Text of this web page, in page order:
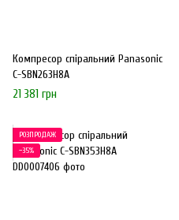
Компресор спіральний Panasonic
C-SBN263H8A
21 381 грн
РОЗПРОДАЖ
−35%